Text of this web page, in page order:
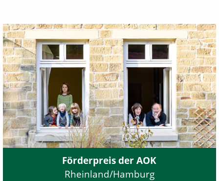
Förderpreis der AOK
Rheinland/Hamburg